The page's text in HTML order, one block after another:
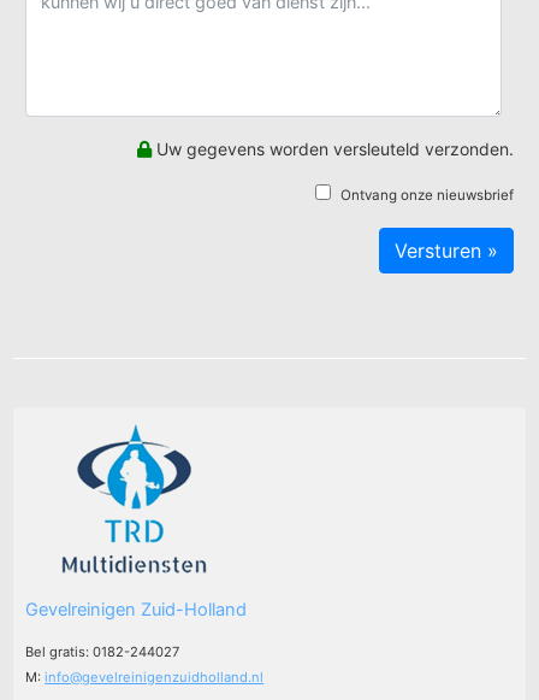
Uw gegevens worden versleuteld verzonden.
Ontvang onze nieuwsbrief
Gevelreinigen Zuid-Holland
Bel gratis: 0182-244027
M:info@gevelreinigenzuidholland.nl